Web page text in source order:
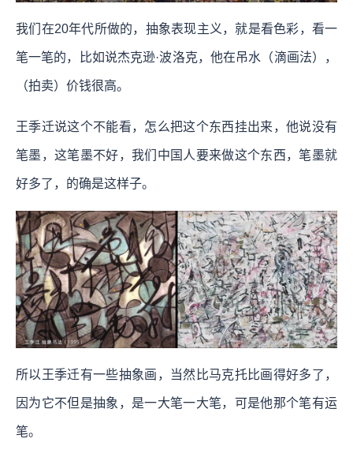
我们在20年代所做的，抽象表现主义，就是看色彩，看一
笔一笔的，比如说杰克逊·波洛克，他在吊水（滴画法），
（拍卖）价钱很高。
王季迁说这个不能看，怎么把这个东西挂出来，他说没有
笔墨，这笔墨不好，我们中国人要来做这个东西，笔墨就
好多了，的确是这样子。
所以王季迁有一些抽象画，当然比马克托比画得好多了，
因为它不但是抽象，是一大笔一大笔，可是他那个笔有运
笔。